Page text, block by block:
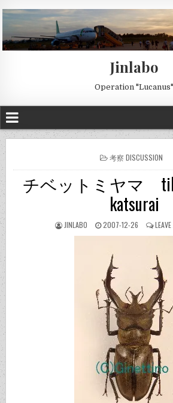
Jinlabo
Operation "Lucanus"
POSTED
考察 DISCUSSION
チベットミヤマ
katsurai
JINLABO 2007-12-26